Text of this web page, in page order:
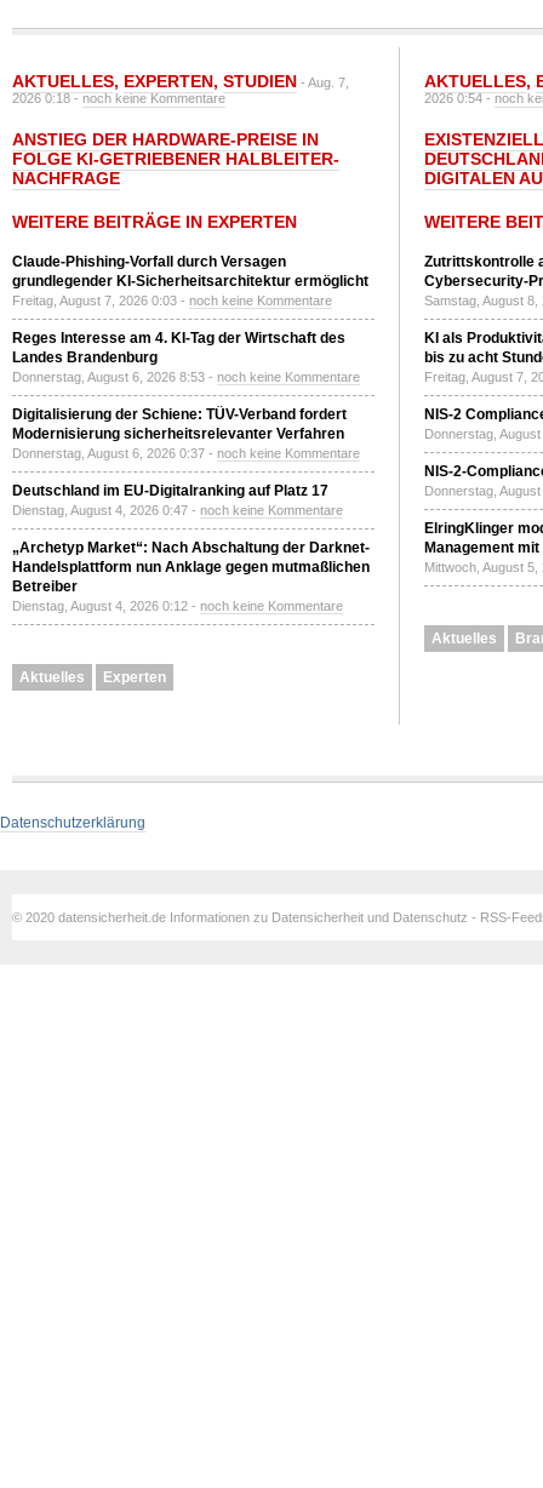
AKTUELLES, EXPERTEN, STUDIEN - Aug. 7,
2026 0:18 -noch keine Kommentare
ANSTIEG DER HARDWARE-PREISE IN
FOLGE KI-GETRIEBENER HALBLEITER-
NACHFRAGE
WEITERE BEITRÄGE IN EXPERTEN
Claude-Phishing-Vorfall durch Versagen
grundlegender KI-Sicherheitsarchitektur ermöglicht
Freitag, August 7, 2026 0:03 - noch keine Kommentare
Reges Interesse am 4. KI-Tag der Wirtschaft des
Landes Brandenburg
Donnerstag, August 6, 2026 8:53 - noch keine Kommentare
Digitalisierung der Schiene: TÜV-Verband fordert
Modernisierung sicherheitsrelevanter Verfahren
Donnerstag, August 6, 2026 0:37 - noch keine Kommentare
Deutschland im EU-Digitalranking auf Platz 17
Dienstag, August 4, 2026 0:47 - noch keine Kommentare
„Archetyp Market“: Nach Abschaltung der Darknet-
Handelsplattform nun Anklage gegen mutmaßlichen
Betreiber
Dienstag, August 4, 2026 0:12 - noch keine Kommentare
Aktuelles Experten
AKTUELLES,
2026 0:54 -noch
DIGITALEN
WEITERE
Zutrittskontrolle
Cybersecurity-
Samstag, August
KI als
bis zu acht
Freitag, August 7,
NIS-2
Donnerstag,
NIS-2-
Donnerstag,
ElringKlinger
Management
Mittwoch, August
Aktuelles
Datenschutzerklärung
© 2020 datensicherheit.de Informationen zu Datensicherheit und Datenschutz - RSS-